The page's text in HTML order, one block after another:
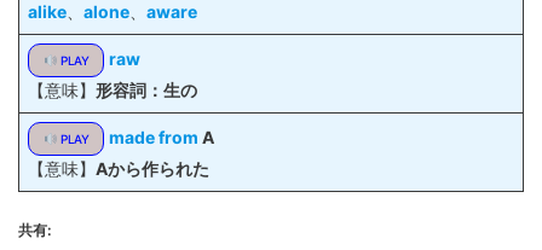
alike alone aware
PLAY
raw
【意味】 形容詞：生の
PLAY made fromA
【意味】 Aから作られた
共有: